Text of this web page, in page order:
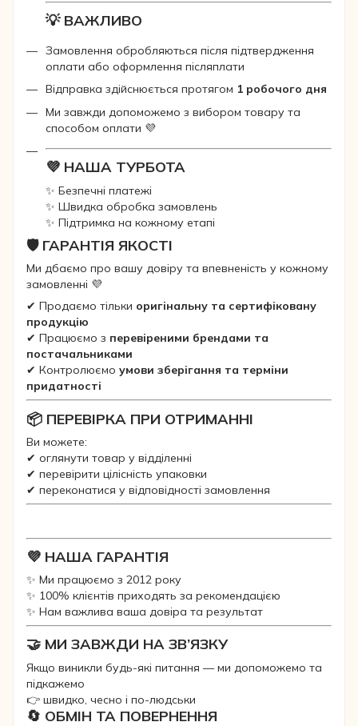
💡 ВАЖЛИВО
Замовлення обробляються після підтвердження
оплати або оформлення післяплати
Відправка здійснюється протягом 1 робочого дня
Ми завжди допоможемо з вибором товару та
способом оплати 💜
💜 НАША ТУРБОТА
✨ Безпечні платежі
✨ Швидка обробка замовлень
✨ Підтримка на кожному етапі
🛡 ГАРАНТІЯ ЯКОСТІ
Ми дбаємо про вашу довіру та впевненість у кожному
замовленні 💜
✔ Продаємо тільки оригінальну та сертифіковану
продукцію
✔ Працюємо з перевіреними брендами та
постачальниками
✔ Контролюємо умови зберігання та терміни
придатності
📦 ПЕРЕВІРКА ПРИ ОТРИМАННІ
Ви можете:
✔ оглянути товар у відділенні
✔ перевірити цілісність упаковки
✔ переконатися у відповідності замовлення
💜 НАША ГАРАНТІЯ
✨ Ми працюємо з 2012 року
✨ 100% клієнтів приходять за рекомендацією
✨ Нам важлива ваша довіра та результат
🤝 МИ ЗАВЖДИ НА ЗВ’ЯЗКУ
Якщо виникли будь-які питання — ми допоможемо та
підкажемо
👉 швидко, чесно і по-людськи
🔄 ОБМІН ТА ПОВЕРНЕННЯ